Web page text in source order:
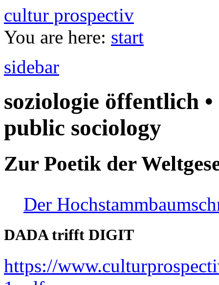
cultur prospectiv
You are here: start
sidebar
soziologie öffentlich
public sociology
Zur Poetik der
Der
DADA trifft DIGIT
https://